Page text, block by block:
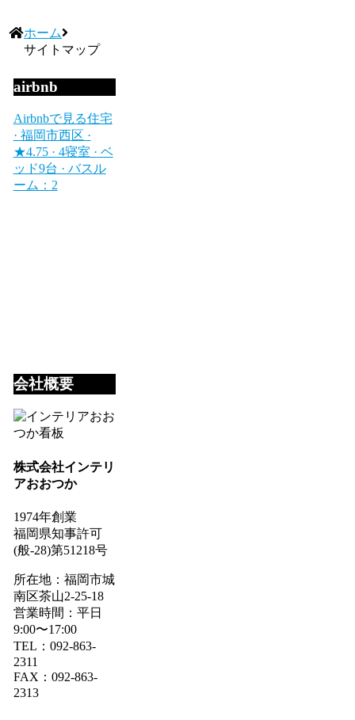
ホーム
サイトマップ
airbnb
Airbnbで見る住宅
· 福岡市西区 ·
★4.75 · 4寝室 · ベ
ッド9台 · バスル
ーム：2
会社概要
株式会社インテリ
アおおつか
1974年創業
福岡県知事許可
(般-28)第51218号
所在地：福岡市城
南区茶山2-25-18
営業時間：平日
9:00〜17:00
TEL：092-863-
2311
FAX：092-863-
2313